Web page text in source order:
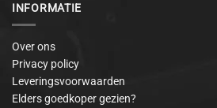
INFORMATIE
Over ons
Privacy policy
Leveringsvoorwaarden
Elders goedkoper gezien?